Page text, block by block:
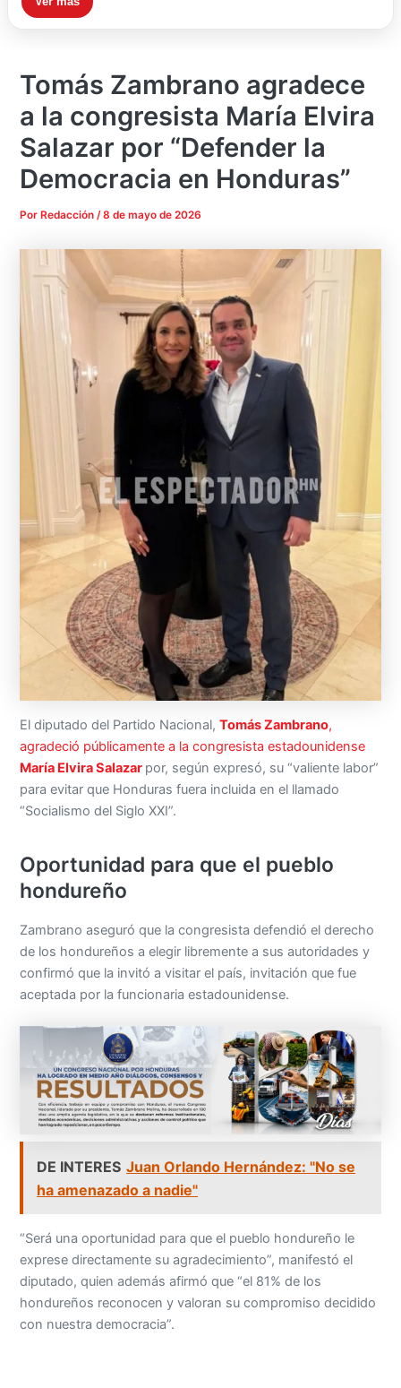
Tomás Zambrano agradece
a la congresista María Elvira
Salazar por “Defender la
Democracia en Honduras”
Por Redacción/8 de mayo de 2026
El diputado del Partido Nacional,Tomás Zambrano,
agradeció públicamente a la congresista estadounidense
María Elvira Salazar por, según expresó, su “valiente labor”
para evitar que Honduras fuera incluida en el llamado
“Socialismo del Siglo XXI”.
Oportunidad para que el pueblo
hondureño
Zambrano aseguró que la congresista defendió el derecho
de los hondureños a elegir libremente a sus autoridades y
confirmó que la invitó a visitar el país, invitación que fue
aceptada por la funcionaria estadounidense.
DE INTERES Juan Orlando Hernández: "No se
ha amenazado a nadie"
“Será una oportunidad para que el pueblo hondureño le
exprese directamente su agradecimiento”, manifestó el
diputado, quien además afirmó que “el 81% de los
hondureños reconocen y valoran su compromiso decidido
con nuestra democracia”.